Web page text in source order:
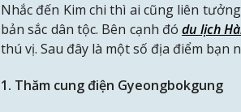
Nhắc đến Kim chi thì ai cũng liên
bản sắc dân tộc. Bên cạnh đódu lịch
thú vị. Sau đây là một số địa điểm bạn
1. Thăm cung điện Gyeongbokgung